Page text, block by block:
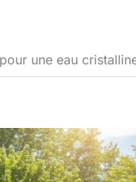
une eau